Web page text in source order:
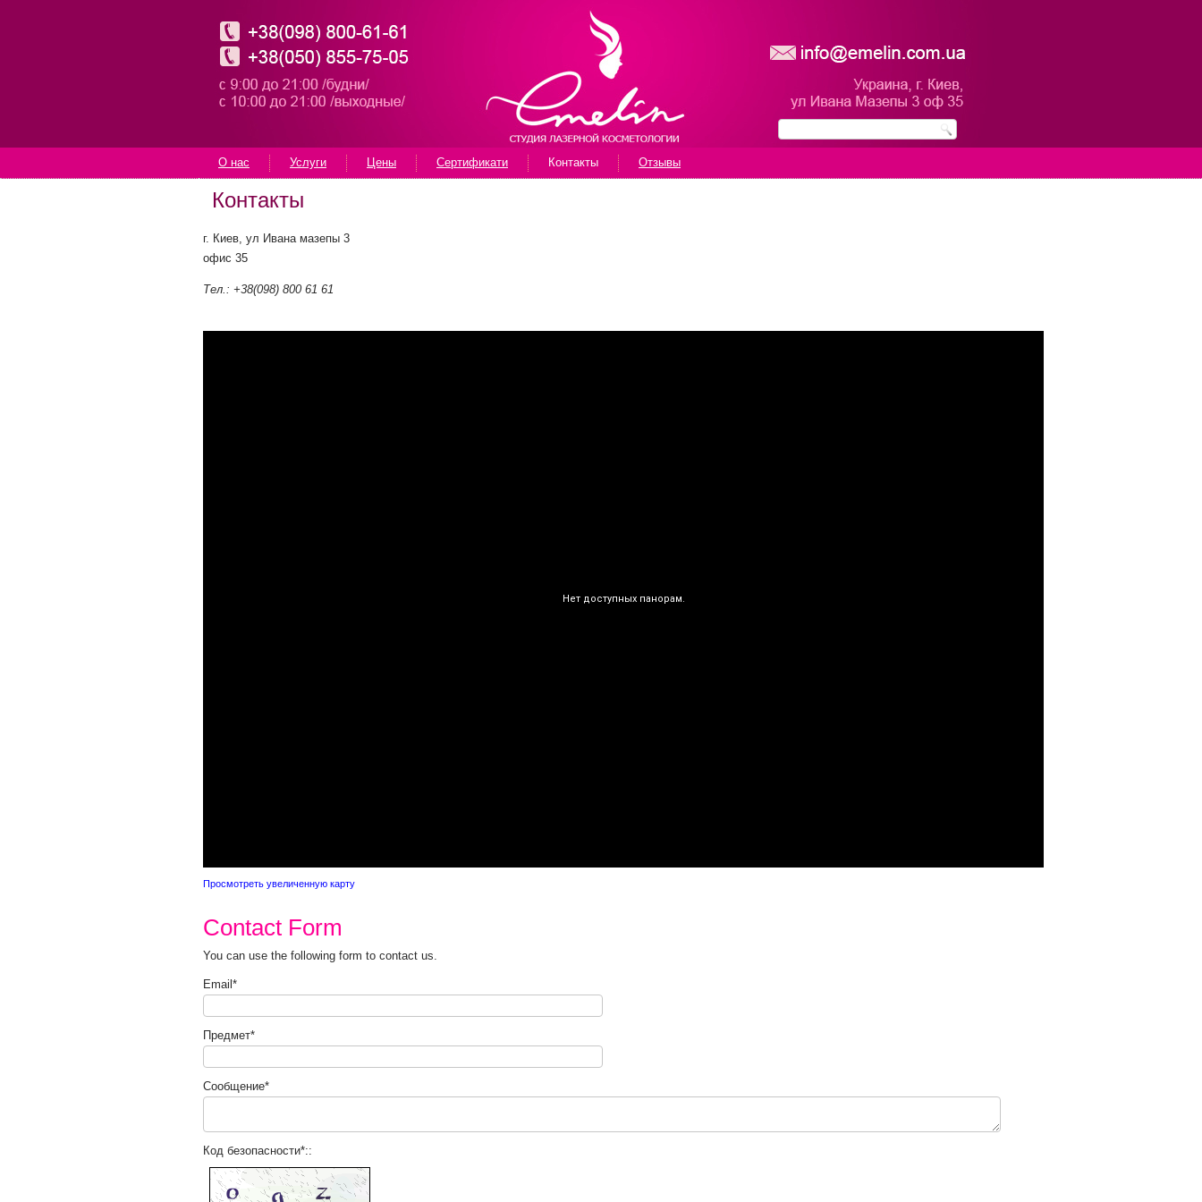
О нас Услуги Цены Сертификати Контакты Отзывы
Контакты
г. Киев, ул Ивана мазепы 3
офис 35
Тел.: +38(098) 800 61 61
Просмотреть увеличенную карту
Contact Form
You can use the following form to contact us.
Email*
Предмет*
Сообщение*
Код безопасности*::